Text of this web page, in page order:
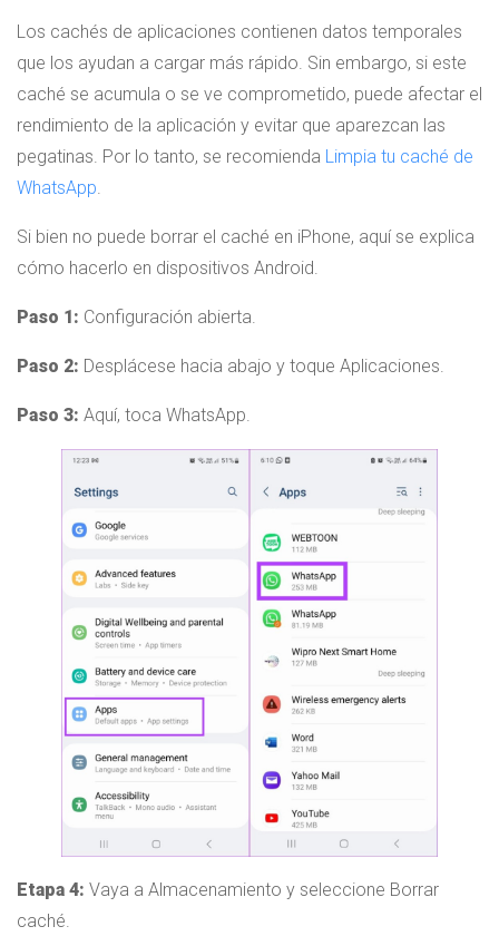
Los cachés de aplicaciones contienen datos temporales
que los ayudan a cargar más rápido. Sin embargo, si este
caché se acumula o se ve comprometido, puede afectar el
rendimiento de la aplicación y evitar que aparezcan las
pegatinas. Por lo tanto, se recomienda Limpia tu caché de
WhatsApp.
Si bien no puede borrar el caché en iPhone, aquí se explica
cómo hacerlo en dispositivos Android.
Paso 1: Configuración abierta.
Paso 2: Desplácese hacia abajo y toque Aplicaciones.
Paso 3: Aquí, toca WhatsApp.
Etapa 4: Vaya a Almacenamiento y seleccione Borrar
caché.